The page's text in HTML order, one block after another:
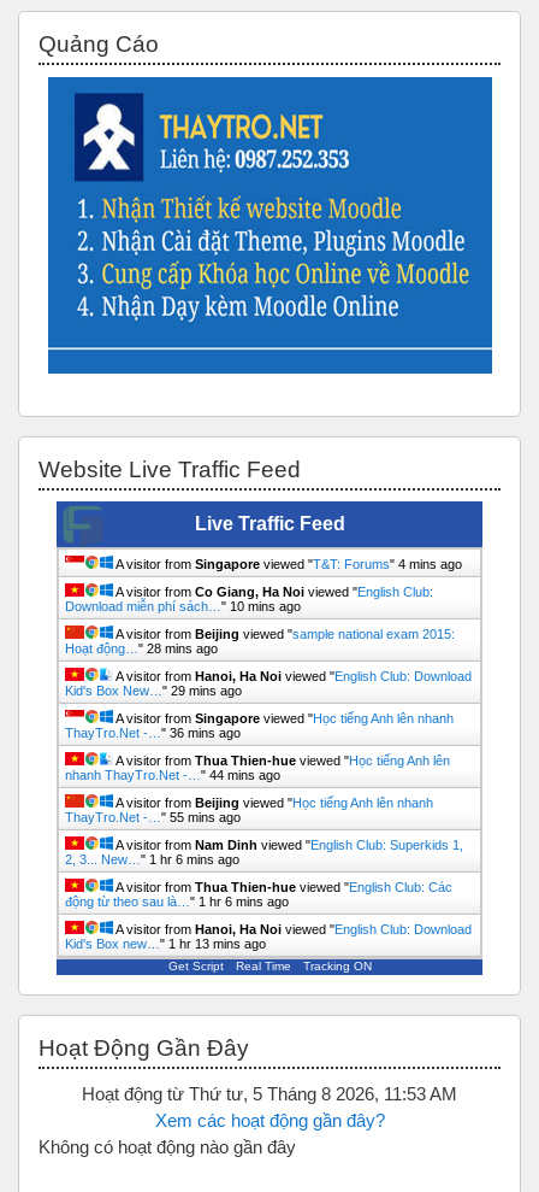
Quảng Cáo
Website Live Traffic Feed
Live Traffic Feed
A visitor from Singapore viewed "T&T: Forums" 5 mins ago
A visitor from Co Giang, Ha Noi viewed "English Club:
Download miễn phí sách… " 10 mins ago
A visitor from Beijing viewed "sample national exam 2015:
Hoạt động… " 28 mins ago
A visitor from Hanoi, Ha Noi viewed "English Club: Download
Kid's Box New… " 29 mins ago
A visitor from Singapore viewed "Học tiếng Anh lên nhanh
ThayTro.Net -… " 36 mins ago
A visitor from Thua Thien-hue viewed "Học tiếng Anh lên
nhanh ThayTro.Net -… " 44 mins ago
A visitor from Beijing viewed "Học tiếng Anh lên nhanh
ThayTro.Net -… " 55 mins ago
A visitor from Nam Dinh viewed "English Club: Superkids 1,
2, 3... New… " 1 hr 6 mins ago
A visitor from Thua Thien-hue viewed "English Club: Các
động từ theo sau là… " 1 hr 6 mins ago
A visitor from Hanoi, Ha Noi viewed "English Club: Download
Kid's Box new… " 1 hr 13 mins ago
Get Script Real Time Tracking ON
Hoạt Động Gần Đây
Hoạt động từ Thứ tư, 5 Tháng 8 2026, 11:53 AM
Xem các hoạt động gần đây?
Không có hoạt động nào gần đây